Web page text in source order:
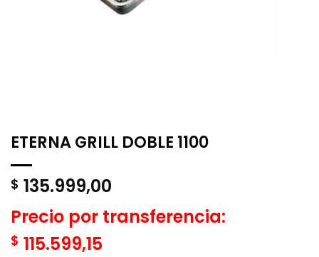
ETERNA GRILL DOBLE 1100
$ 135.999,00
Precio por transferencia:
$ 115.599,15